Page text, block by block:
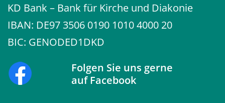
KD Bank – Bank für Kirche und Diakonie
IBAN: DE97 3506 0190 1010 4000 20
BIC: GENODED1DKD
Folgen Sie uns gerne
aufFacebook